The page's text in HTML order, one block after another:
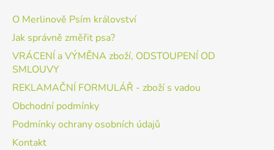
O Merlinově Psím království
Jak správně změřit psa?
VRÁCENÍ a VÝMĚNA zboží, ODSTOUPENÍ OD
SMLOUVY
REKLAMAČNÍ FORMULÁŘ - zboží s vadou
Obchodní podmínky
Podmínky ochrany osobních údajů
Kontakt